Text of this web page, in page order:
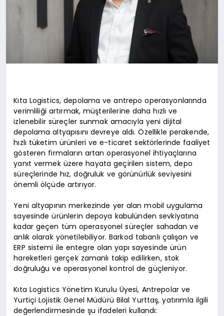
Kıta Logistics, depolama ve antrepo operasyonlarında
verimliliği artırmak, müşterilerine daha hızlı ve
izlenebilir süreçler sunmak amacıyla yeni dijital
depolama altyapısını devreye aldı. Özellikle perakende,
hızlı tüketim ürünleri ve e-ticaret sektörlerinde faaliyet
gösteren firmaların artan operasyonel ihtiyaçlarına
yanıt vermek üzere hayata geçirilen sistem, depo
süreçlerinde hız, doğruluk ve görünürlük seviyesini
önemli ölçüde artırıyor.
Yeni altyapının merkezinde yer alan mobil uygulama
sayesinde ürünlerin depoya kabulünden sevkiyatına
kadar geçen tüm operasyonel süreçler sahadan ve
anlık olarak yönetilebiliyor. Barkod tabanlı çalışan ve
ERP sistemi ile entegre olan yapı sayesinde ürün
hareketleri gerçek zamanlı takip edilirken, stok
doğruluğu ve operasyonel kontrol de güçleniyor.
Kıta Logistics Yönetim Kurulu Üyesi, Antrepolar ve
Yurtiçi Lojistik Genel Müdürü Bilal Yurttaş, yatırımla ilgili
değerlendirmesinde şu ifadeleri kullandı: